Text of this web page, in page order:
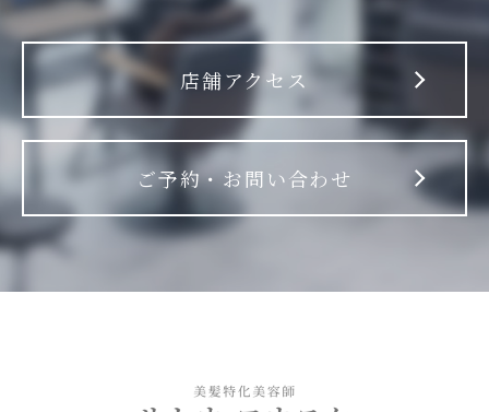
店舗アクセス
ご予約・お問い合わせ